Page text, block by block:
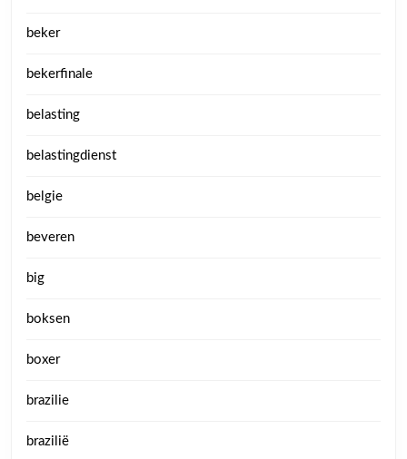
beker
bekerfinale
belasting
belastingdienst
belgie
beveren
big
boksen
boxer
brazilie
brazilië